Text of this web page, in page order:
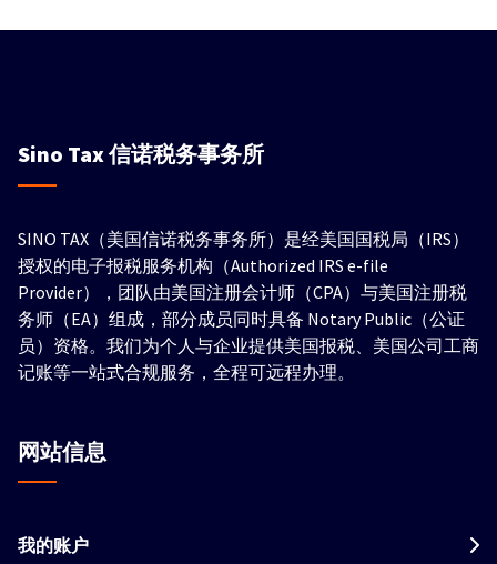
Sino Tax信诺税务事务所
SINO TAX（美国信诺税务事务所）是经美国国税局（IRS）
授权的电子报税服务机构（Authorized IRS e-file
Provider），团队由美国注册会计师（CPA）与美国注册税
务师（EA）组成，部分成员同时具备 Notary Public（公证
员）资格。我们为个人与企业提供美国报税、美国公司工商
记账等一站式合规服务，全程可远程办理。
网站信息
我的账户